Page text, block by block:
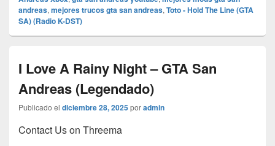
andreas, mejores trucos gta san andreas, Toto - Hold The Line (GTA
SA) (Radio K-DST)
I Love A Rainy Night – GTA San
Andreas (Legendado)
Publicado el diciembre 28, 2025poradmin
Contact Us on Threema